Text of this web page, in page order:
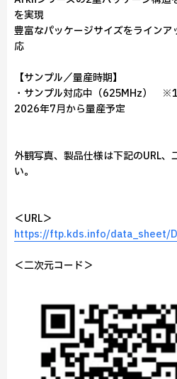
を実現
豊富なパッケージサイズをライン
応
【サンプル／量産時期】
・サンプル対応中（625MHz）
2026年7月から量産予定
外観写真、製品仕様は下記のURL
い。
＜URL＞
https://ftp.kds.info/data_sheet/
＜二次元コード＞